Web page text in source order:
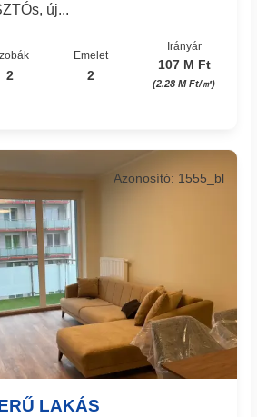
új...
2
Emelet
2
Irányár
107 M Ft
(2.28 M Ft/㎡)
LAKÁS
Azonosító: 1555_bl